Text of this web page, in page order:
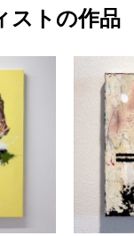
象画
間以内
によって、何の物質
個性として振動を表現
ストの作品